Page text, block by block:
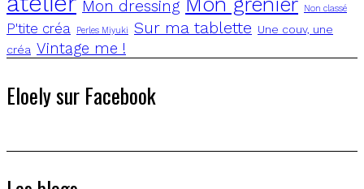
Mon dressing Non classé
P'tite créa Perles Miyuki Sur ma tablette Une couv, une
créa Vintage me !
Eloely sur Facebook